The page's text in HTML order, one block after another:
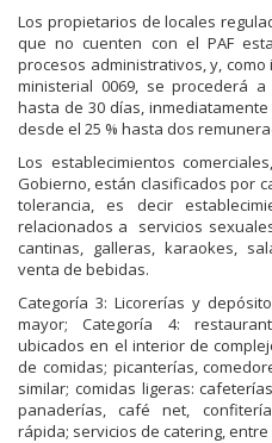
Los propietarios de locales
que no cuenten con el PAF
procesos administrativos, y,
ministerial 0069, se procederá
hasta de 30 días,
desde el 25 % hasta dos
Los establecimientos
Gobierno, están clasificados por
tolerancia, es decir
relacionados a servicios
cantinas, galleras, karaokes,
venta de bebidas.
Categoría 3: Licorerías y
mayor; Categoría 4:
ubicados en el interior de
de comidas; picanterías,
similar; comidas ligeras:
panaderías, café net,
rápida; servicios de catering,